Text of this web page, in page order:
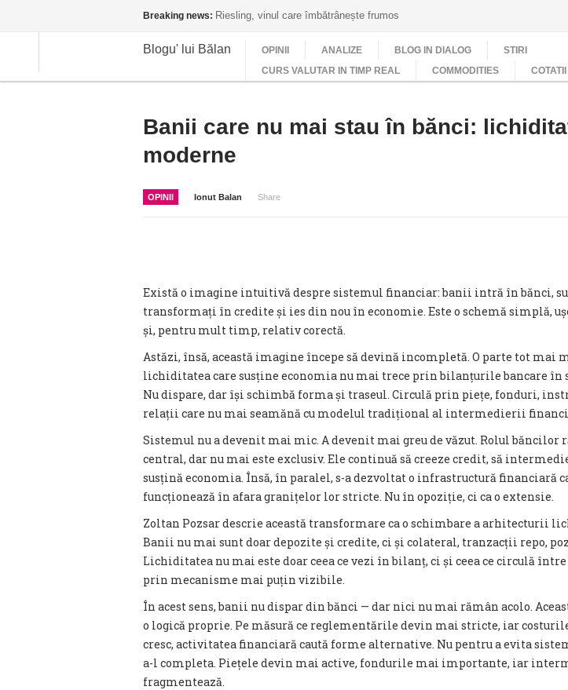
Breaking news: Riesling, vinul care îmbătrânește frumos
Blogu' lui Bălan OPINII ANALIZE BLOG IN DIALOG
STIRI
CURS VALUTAR IN TIMP REAL
COMMODITIES
Banii care nu mai stau în bănci:
moderne
OPINII Ionut Balan Share
Există o imagine intuitivă despre sistemul financiar: banii intră în bănci,
transformați în credite și ies din nou în economie. Este o schemă simplă,
și, pentru mult timp, relativ corectă.
Astăzi, însă, această imagine începe să devină incompletă. O parte tot mai
lichiditatea care susține economia nu mai trece prin bilanțurile bancare în
Nu dispare, dar își schimbă forma și traseul. Circulă prin piețe, fonduri,
relații care nu mai seamănă cu modelul tradițional al intermedierii
Sistemul nu a devenit mai mic. A devenit mai greu de văzut. Rolul băncilor
central, dar nu mai este exclusiv. Ele continuă să creeze credit, să
susțină economia. Însă, în paralel, s-a dezvoltat o infrastructură financiară
funcționează în afara granițelor lor stricte. Nu în opoziție, ci ca o extensie.
Zoltan Pozsar descrie această transformare ca o schimbare a arhitecturii
Banii nu mai sunt doar depozite și credite, ci și colateral, tranzacții repo,
Lichiditatea nu mai este doar ceea ce vezi în bilanț, ci și ceea ce circulă
prin mecanisme mai puțin vizibile.
În acest sens, banii nu dispar din bănci — dar nici nu mai rămân acolo.
o logică proprie. Pe măsură ce reglementările devin mai stricte, iar
cresc, activitatea financiară caută forme alternative. Nu pentru a evita
a-l completa. Piețele devin mai active, fondurile mai importante, iar
fragmentează.